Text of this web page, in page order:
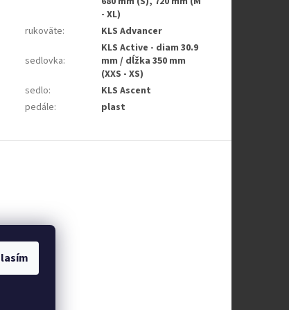
- XL)
rukoväte: KLS Advancer
sedlovka:
KLS Active - diam 30.9
mm / dĺžka 350 mm
(XXS - XS)
sedlo:
KLS Ascent
pedále: plast